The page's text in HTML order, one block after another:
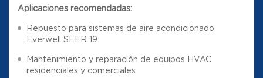
Aplicaciones recomendadas:
Repuesto para sistemas de aire acondicionado
Everwell SEER 19
Mantenimiento y reparación de equipos HVAC
residenciales y comerciales